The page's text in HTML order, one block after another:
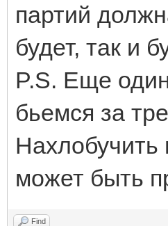
партий
будет, так и
P.S. Еще
бьемся за
Нахлобучить
может быть
Find